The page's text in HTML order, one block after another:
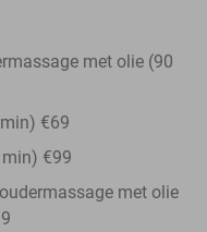
met olie (90
€69
€99
met olie